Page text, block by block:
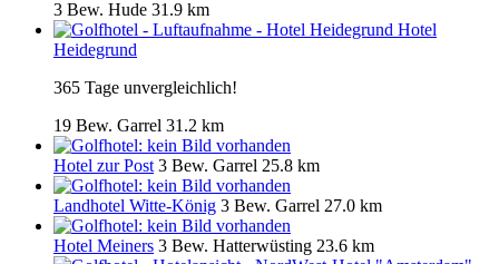
3 Bew. Hude 31.9 km
Hotel
Heidegrund
365 Tage unvergleichlich!
19 Bew. Garrel 31.2 km
Hotel zur Post 3 Bew. Garrel 25.8 km
Landhotel Witte-König 3 Bew. Garrel 27.0 km
Hotel Meiners 3 Bew. Hatterwüsting 23.6 km